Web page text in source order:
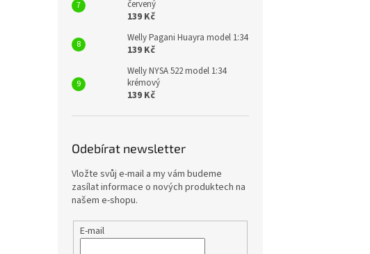
červený
139 Kč
Welly Pagani Huayra model 1:34
139 Kč
Welly NYSA 522 model 1:34
krémový
139 Kč
Odebírat newsletter
Vložte svůj e-mail a my vám budeme
zasílat informace o nových produktech na
našem e-shopu.
E-mail